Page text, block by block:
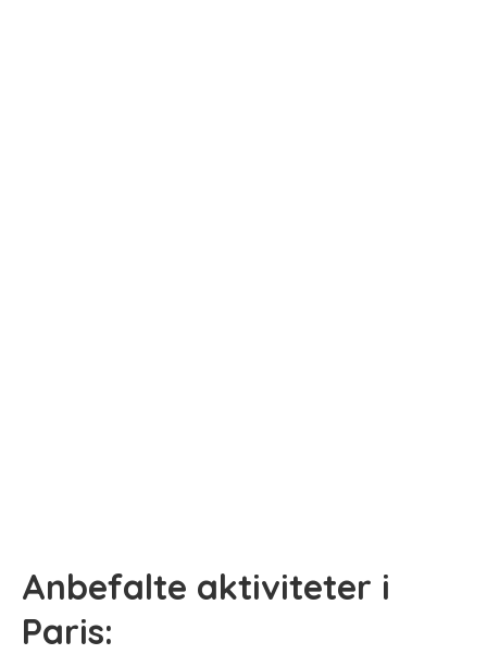
Anbefalte aktiviteter i
Paris: